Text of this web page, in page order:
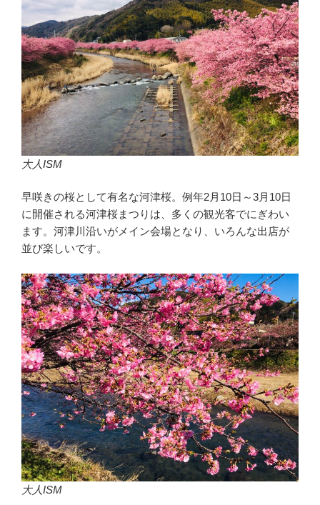
大人ISM
早咲きの桜として有名な河津桜。例年2月10日～3月10日
に開催される河津桜まつりは、多くの観光客でにぎわい
ます。河津川沿いがメイン会場となり、いろんな出店が
並び楽しいです。
大人ISM